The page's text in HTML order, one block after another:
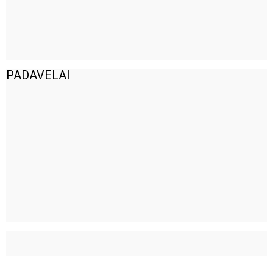
PADAVELAI